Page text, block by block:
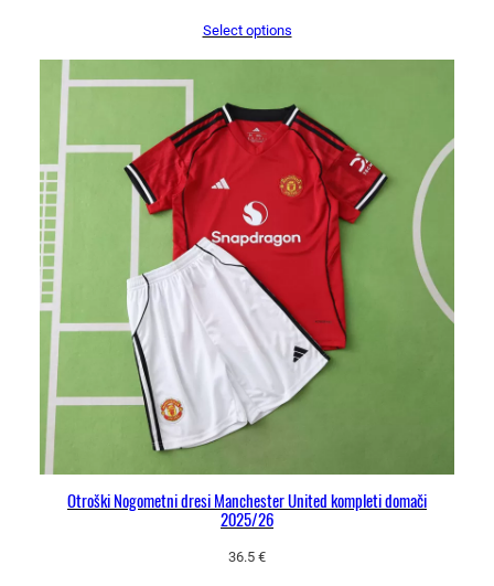
Select options
Otroški Nogometni dresi Manchester United kompleti domači
2025/26
36.5 €